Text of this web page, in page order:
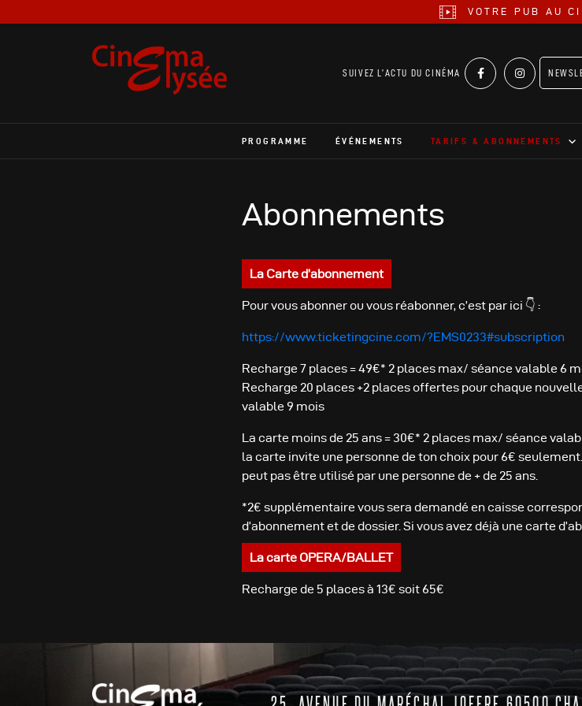
VOTRE PUB AU
SUIVEZ L’ACTU DU CINÉMA
PROGRAMME ÉVÉNEMENTS TARIFS & ABONNEMENTS
Abonnements
La Carte d’abonnement
Pour vous abonner ou vous réabonner, c’est par ici 👇 :
https://www.ticketingcine.com/?EMS0233#subscription
Recharge 7 places = 49€* 2 places max/ séance valable 6
Recharge 20 places +2 places offertes pour chaque
valable 9 mois
La carte moins de 25 ans = 30€* 2 places max/ séance
la carte invite une personne de ton choix pour 6€
peut pas être utilisé par une personne de + de 25 ans.
*2€ supplémentaire vous sera demandé en caisse
d’abonnement et de dossier. Si vous avez déjà une carte
La carte OPERA/BALLET
Recharge de 5 places à 13€ soit 65€